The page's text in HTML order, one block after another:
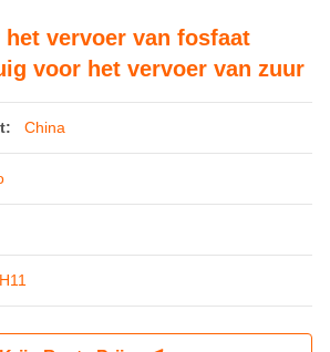
vervoer van fosfaat
voor het vervoer van zuur
China